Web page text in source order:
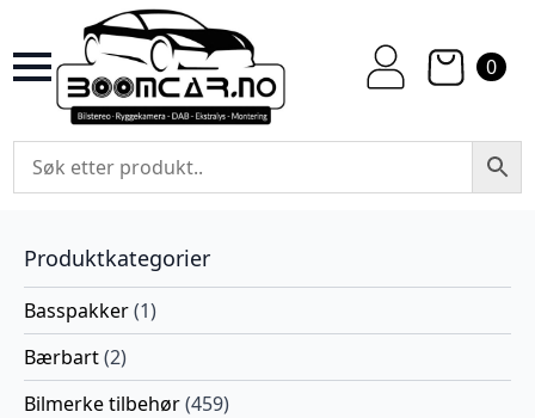
0
Produktkategorier
Basspakker(1)
Bærbart(2)
Bilmerke tilbehør(459)